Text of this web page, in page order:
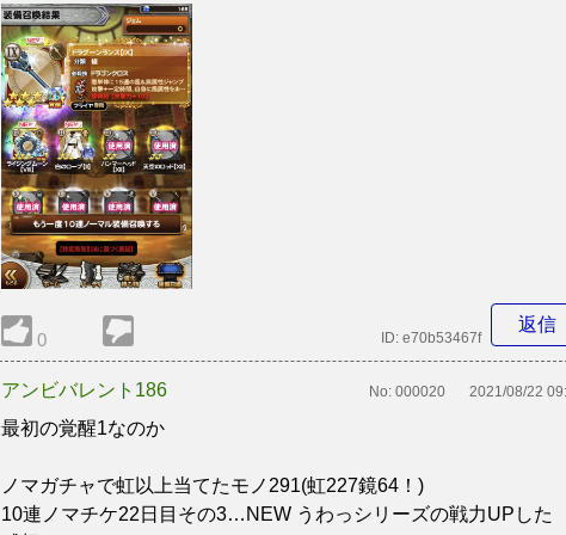
0
返信
ID: e70b53467f
アンビバレント186 No: 000020 2021/08/22
最初の覚醒1なのか
ノマガチャで虹以上当てたモノ291(虹227鏡64！)
10連ノマチケ22日目その3…NEW うわっシリーズの戦力UPした